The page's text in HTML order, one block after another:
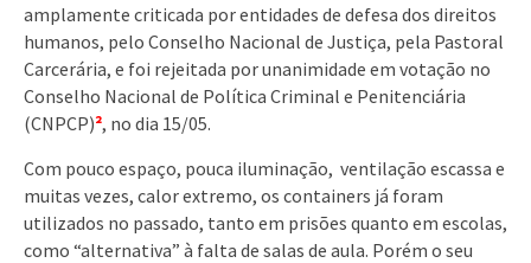
amplamente criticada por entidades de defesa dos direitos
humanos, pelo Conselho Nacional de Justiça, pela Pastoral
Carcerária, e foi rejeitada por unanimidade em votação no
Conselho Nacional de Política Criminal e Penitenciária
(CNPCP)², no dia 15/05.
Com pouco espaço, pouca iluminação, ventilação escassa e
muitas vezes, calor extremo, os containers já foram
utilizados no passado, tanto em prisões quanto em escolas,
como “alternativa” à falta de salas de aula. Porém o seu